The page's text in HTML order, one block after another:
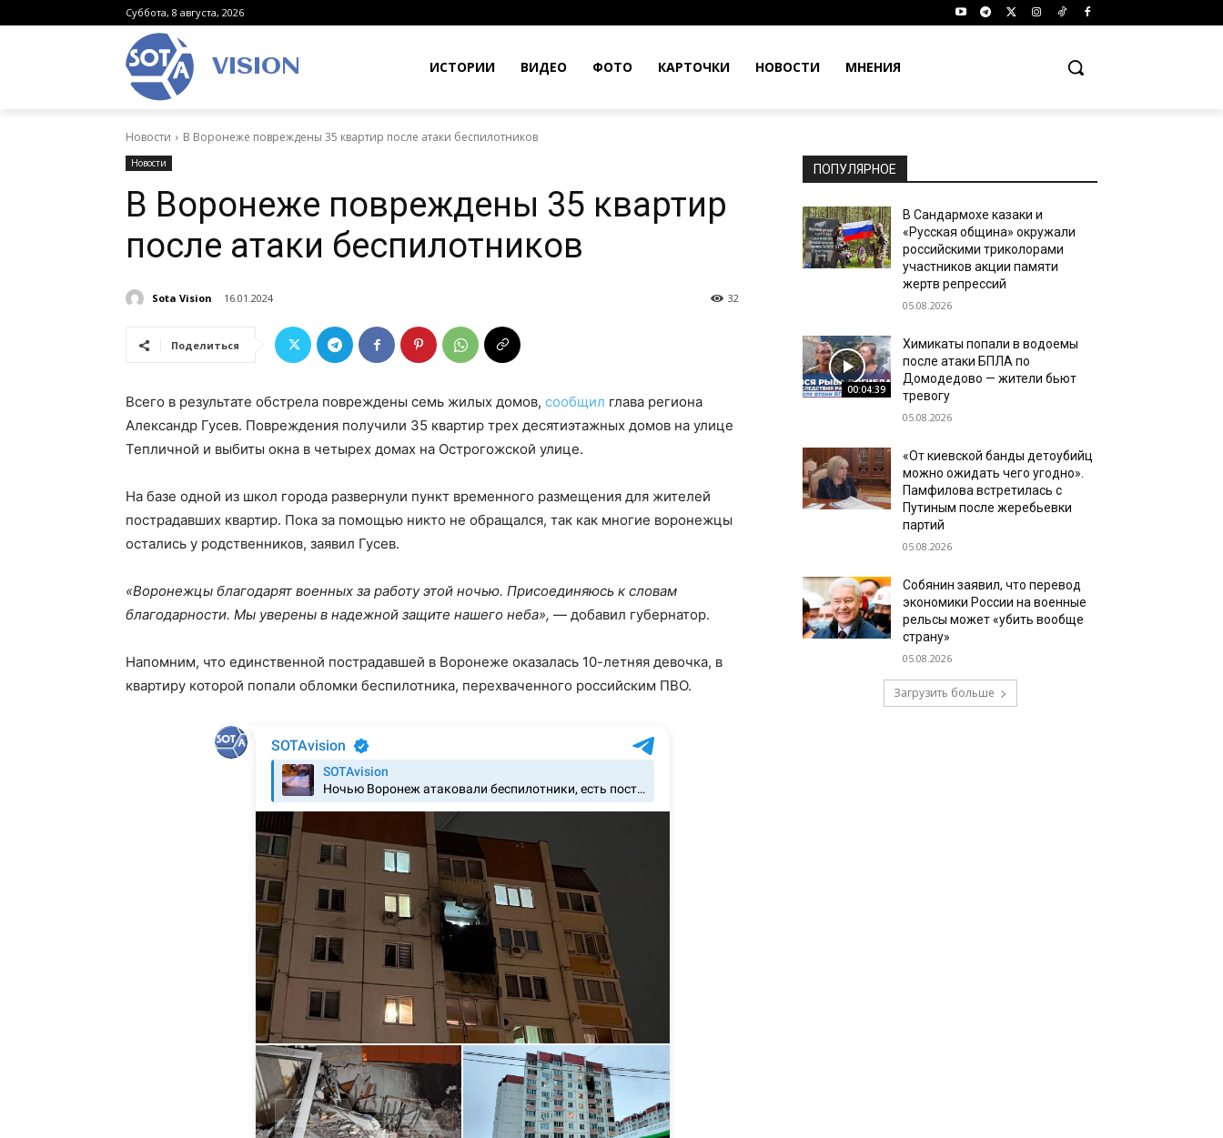
Суббота, 8 августа, 2026
VISION ИСТОРИИ ВИДЕО ФОТО КАРТОЧКИ НОВОСТИ МНЕНИЯ
Новости В Воронеже повреждены 35 квартир после атаки беспилотников
Новости
В Воронеже повреждены 35 квартир
после атаки беспилотников
Sota Vision 16.01.2024 32
Поделиться
Всего в результате обстрела повреждены семь жилых домов, сообщил глава региона
Александр Гусев. Повреждения получили 35 квартир трех десятиэтажных домов на улице
Тепличной и выбиты окна в четырех домах на Острогожской улице.
На базе одной из школ города развернули пункт временного размещения для жителей
пострадавших квартир. Пока за помощью никто не обращался, так как многие воронежцы
остались у родственников, заявил Гусев.
«Воронежцы благодарят военных за работу этой ночью. Присоединяюсь к словам
благодарности. Мы уверены в надежной защите нашего неба», — добавил губернатор.
Напомним, что единственной пострадавшей в Воронеже оказалась 10-летняя девочка, в
квартиру которой попали обломки беспилотника, перехваченного российским ПВО.
ПОПУЛЯРНОЕ
В Сандармохе казаки и
«Русская община» окружали
российскими триколорами
участников акции памяти
жертв репрессий
05.08.2026
00:04:39
Химикаты попали в водоемы
после атаки БПЛА по
Домодедово — жители бьют
тревогу
05.08.2026
«От киевской банды детоубийц
можно ожидать чего угодно».
Памфилова встретилась с
Путиным после жеребьевки
партий
05.08.2026
Собянин заявил, что перевод
экономики России на военные
рельсы может «убить вообще
страну»
05.08.2026
Загрузить больше